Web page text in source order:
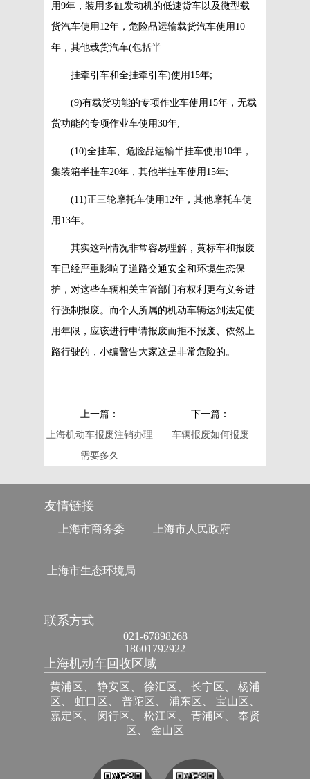
用9年，装用多缸发动机的低速货车以及微型载
货汽车使用12年，危险品运输载货汽车使用10
年，其他载货汽车(包括半
挂牵引车和全挂牵引车)使用15年;
(9)有载货功能的专项作业车使用15年，无载
货功能的专项作业车使用30年;
(10)全挂车、危险品运输半挂车使用10年，
集装箱半挂车20年，其他半挂车使用15年;
(11)正三轮摩托车使用12年，其他摩托车使
用13年。
其实这种情况非常容易理解，黄标车和报废
车已经严重影响了道路交通安全和环境生态保
护，对这些车辆相关主管部门有权利更有义务进
行强制报废。而个人所属的机动车辆达到法定使
用年限，应该进行申请报废而拒不报废、依然上
路行驶的，小编警告大家这是非常危险的。
上一篇：
上海机动车报废注销办理
需要多久
下一篇：
车辆报废如何报废
友情链接
上海市商务委 上海市人民政府
上海市生态环境局
联系方式
021-67898268
18601792922
上海机动车回收区域
黄浦区、 静安区、 徐汇区、 长宁区、 杨浦
区、 虹口区、 普陀区、 浦东区、 宝山区、
嘉定区、 闵行区、 松江区、 青浦区、 奉贤
区、 金山区